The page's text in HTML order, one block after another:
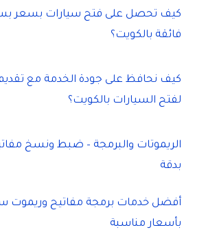
كيف تحصل على فتح سيارات بسعر
فائقة بالكويت؟
كيف نحافظ على جودة الخدمة مع
لفتح السيارات بالكويت؟
الريموتات والبرمجة – ضبط ونسخ
بدقة
أفضل خدمات برمجة مفاتيح وريموت
بأسعار مناسبة